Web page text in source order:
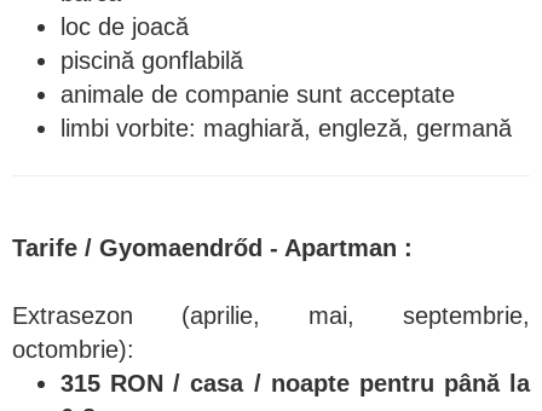
loc de joacă
piscină gonflabilă
animale de companie sunt acceptate
limbi vorbite: maghiară, engleză, germană
Tarife / Gyomaendrőd - Apartman :
Extrasezon (aprilie, mai, septembrie,
octombrie):
315 RON / casa / noapte pentru până la